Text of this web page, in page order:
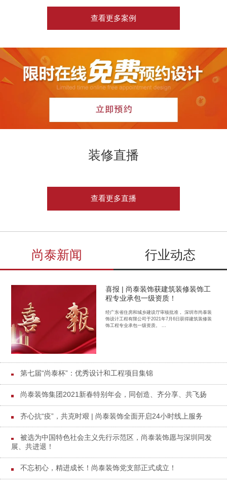
查看更多案例
装修直播
查看更多直播
尚泰新闻 行业动态
喜报 | 尚泰装饰获建筑装修装饰工
程专业承包一级资质！
经广东省住房和城乡建设厅审核批准， 深圳市尚泰装
饰设计工程有限公司于2021年7月6日获得建筑装修装
饰工程专业承包一级资质。 ...
第七届“尚泰杯”：优秀设计和工程项目集锦
尚泰装饰集团2021新春特别年会，同创造、齐分享、共飞扬
齐心抗“疫”，共克时艰 | 尚泰装饰全面开启24小时线上服务
被选为中国特色社会主义先行示范区，尚泰装饰愿与深圳同发
展、共进退！
不忘初心，精进成长！尚泰装饰党支部正式成立！